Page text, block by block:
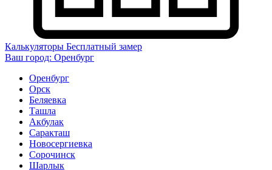
Калькуляторы Бесплатный замер
Ваш город: Оренбург
Оренбург
Орск
Беляевка
Ташла
Акбулак
Саракташ
Новосергиевка
Сорочинск
Шарлык